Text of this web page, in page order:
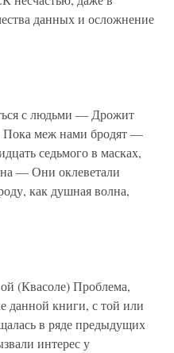
данных и осложнение
с людьми — Дрожит
Пока меж нами бродят —
седьмого в масках,
— Они оклеветали
как душная волна,
(Квасоле) Проблема,
данной книги, с той или
в ряде предыдущих
интерес у